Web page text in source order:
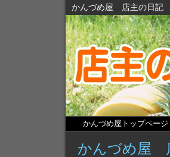
かんづめ屋 店主の日記
かんづめ屋
かんづめ屋トップページ